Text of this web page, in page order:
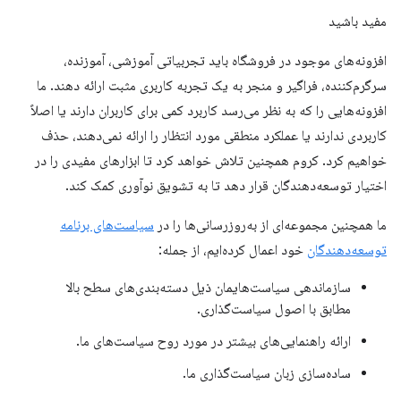
مفید باشید
افزونه‌های موجود در فروشگاه باید تجربیاتی آموزشی، آموزنده،
سرگرم‌کننده، فراگیر و منجر به یک تجربه کاربری مثبت ارائه دهند. ما
افزونه‌هایی را که به نظر می‌رسد کاربرد کمی برای کاربران دارند یا اصلاً
کاربردی ندارند یا عملکرد منطقی مورد انتظار را ارائه نمی‌دهند، حذف
خواهیم کرد. کروم همچنین تلاش خواهد کرد تا ابزارهای مفیدی را در
اختیار توسعه‌دهندگان قرار دهد تا به تشویق نوآوری کمک کند.
ما همچنین مجموعه‌ای از به‌روزرسانی‌ها را در سیاست‌های برنامه
توسعه‌دهندگان خود اعمال کرده‌ایم، از جمله:
سازماندهی سیاست‌هایمان ذیل دسته‌بندی‌های سطح بالا
مطابق با اصول سیاست‌گذاری.
ارائه راهنمایی‌های بیشتر در مورد روح سیاست‌های ما.
ساده‌سازی زبان سیاست‌گذاری ما.